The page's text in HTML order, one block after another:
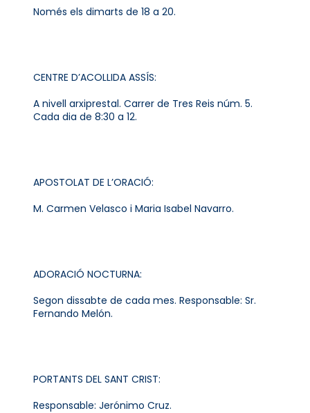
Només els dimarts de 18 a 20.
CENTRE D’ACOLLIDA ASSÍS:
A nivell arxiprestal. Carrer de Tres Reis núm. 5.
Cada dia de 8:30 a 12.
APOSTOLAT DE L’ORACIÓ:
M. Carmen Velasco i Maria Isabel Navarro.
ADORACIÓ NOCTURNA:
Segon dissabte de cada mes. Responsable: Sr.
Fernando Melón.
PORTANTS DEL SANT CRIST:
Responsable: Jerónimo Cruz.